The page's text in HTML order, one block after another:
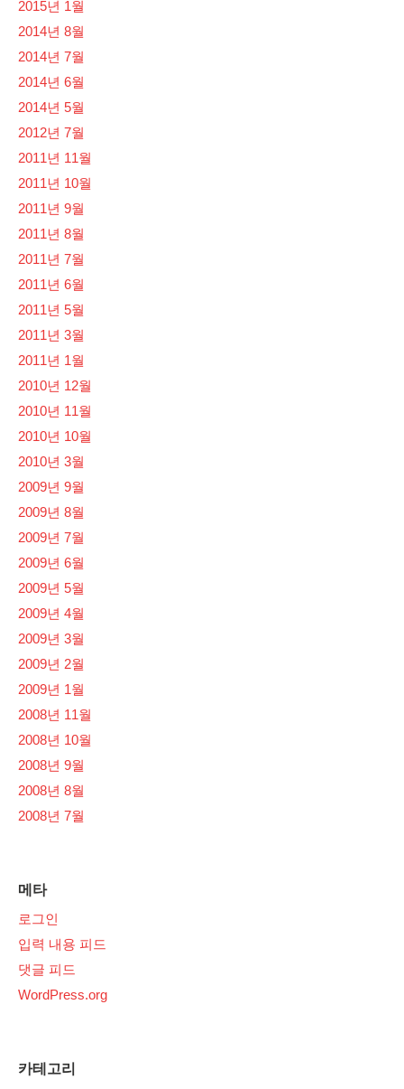
2015년 1월
2014년 8월
2014년 7월
2014년 6월
2014년 5월
2012년 7월
2011년 11월
2011년 10월
2011년 9월
2011년 8월
2011년 7월
2011년 6월
2011년 5월
2011년 3월
2011년 1월
2010년 12월
2010년 11월
2010년 10월
2010년 3월
2009년 9월
2009년 8월
2009년 7월
2009년 6월
2009년 5월
2009년 4월
2009년 3월
2009년 2월
2009년 1월
2008년 11월
2008년 10월
2008년 9월
2008년 8월
2008년 7월
메타
로그인
입력 내용 피드
댓글 피드
WordPress.org
카테고리